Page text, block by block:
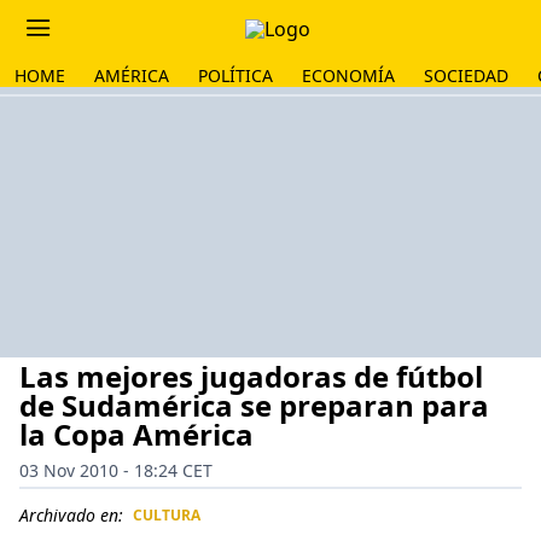
HOME AMÉRICA POLÍTICA ECONOMÍA SOCIEDAD
Las mejores jugadoras de fútbol
de Sudamérica se preparan para
la Copa América
03 Nov 2010 - 18:24 CET
Archivado en: CULTURA